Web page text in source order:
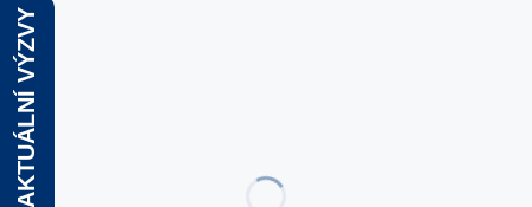
AKTUÁLNÍ VÝZVY